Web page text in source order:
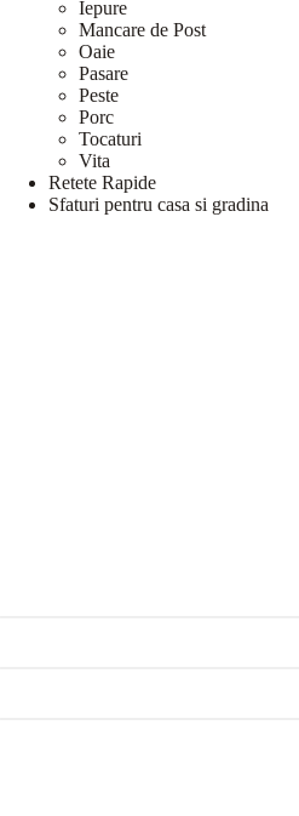
Iepure
Mancare de Post
Oaie
Pasare
Peste
Porc
Tocaturi
Vita
Retete Rapide
Sfaturi pentru casa si gradina